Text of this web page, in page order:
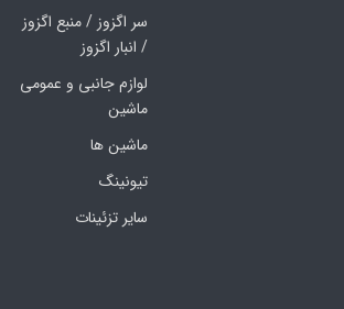
سر اگزوز / منبع اگزوز
/ انبار اگزوز
لوازم جانبی و عمومی
ماشین
ماشین ها
تیونینگ
سایر تزئینات